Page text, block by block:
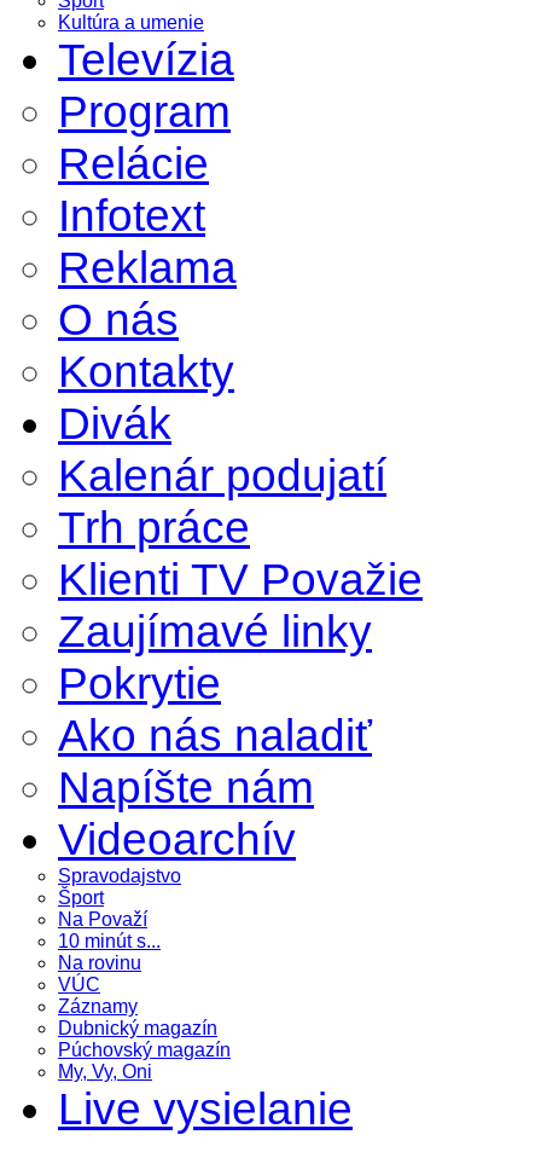
Kultúra a umenie
Televízia
Program
Relácie
Infotext
Reklama
O nás
Kontakty
Divák
Kalenár podujatí
Trh práce
Klienti TV Považie
Zaujímavé linky
Pokrytie
Ako nás naladiť
Napíšte nám
Videoarchív
Spravodajstvo
Šport
Na Považí
10 minút s...
Na rovinu
VÚC
Záznamy
Dubnický magazín
Púchovský magazín
My, Vy, Oni
Live vysielanie